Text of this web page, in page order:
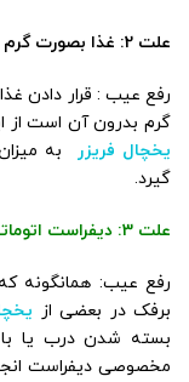
علت 2: غذا بصورت گرم در یخچال قرار داده می شود
رفع عیب : قرار دادن
گرم بدرون آن است از
یخچال فریزر
به
گیرد.
علت 3: دیفراست اتوماتیک دچار مشکل شده است
رفع عیب: همانگونه
برفک در بعضی از
بسته شدن درب یا با
مخصوصی دیفراست